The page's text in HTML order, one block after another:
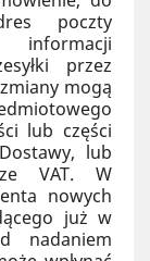
poczty
przez
mogą
lub części
lub
VAT. W
nowych
już w
nadaniem